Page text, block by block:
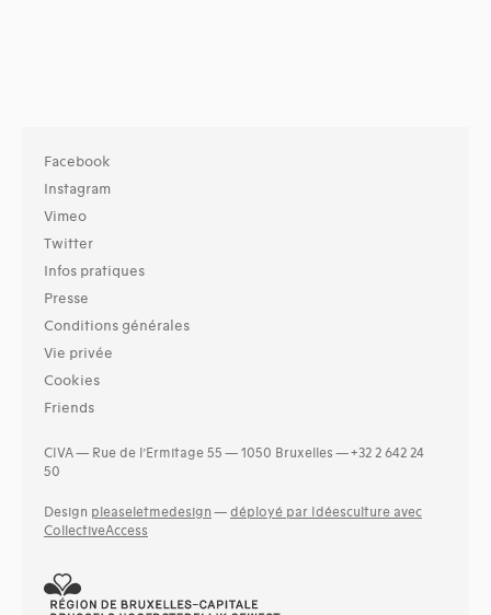
Facebook
Instagram
Vimeo
Twitter
Infos pratiques
Presse
Conditions générales
Vie privée
Cookies
Friends
CIVA — Rue de l’Ermitage 55 — 1050 Bruxelles — +32 2 642 24
50
Design pleaseletmedesign — déployé par Idéesculture avec
CollectiveAccess